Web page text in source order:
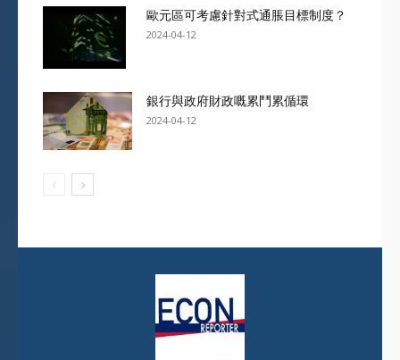
歐元區可考慮針對式通脹目標制度？
2024-04-12
銀行與政府財政嘅累鬥累偱環
2024-04-12